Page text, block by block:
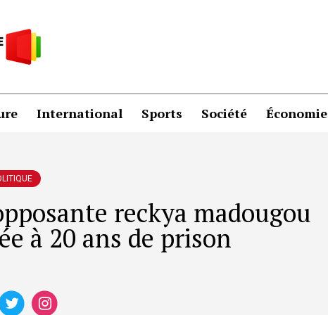
International Sports Société Économie
reckya madougou
à 20 ans de prison